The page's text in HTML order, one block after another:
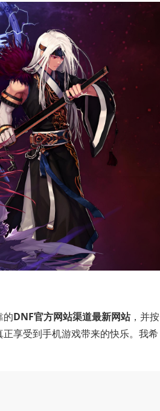
的DNF官方网站渠道最新网站，并按
享受到手机游戏带来的快乐。我希